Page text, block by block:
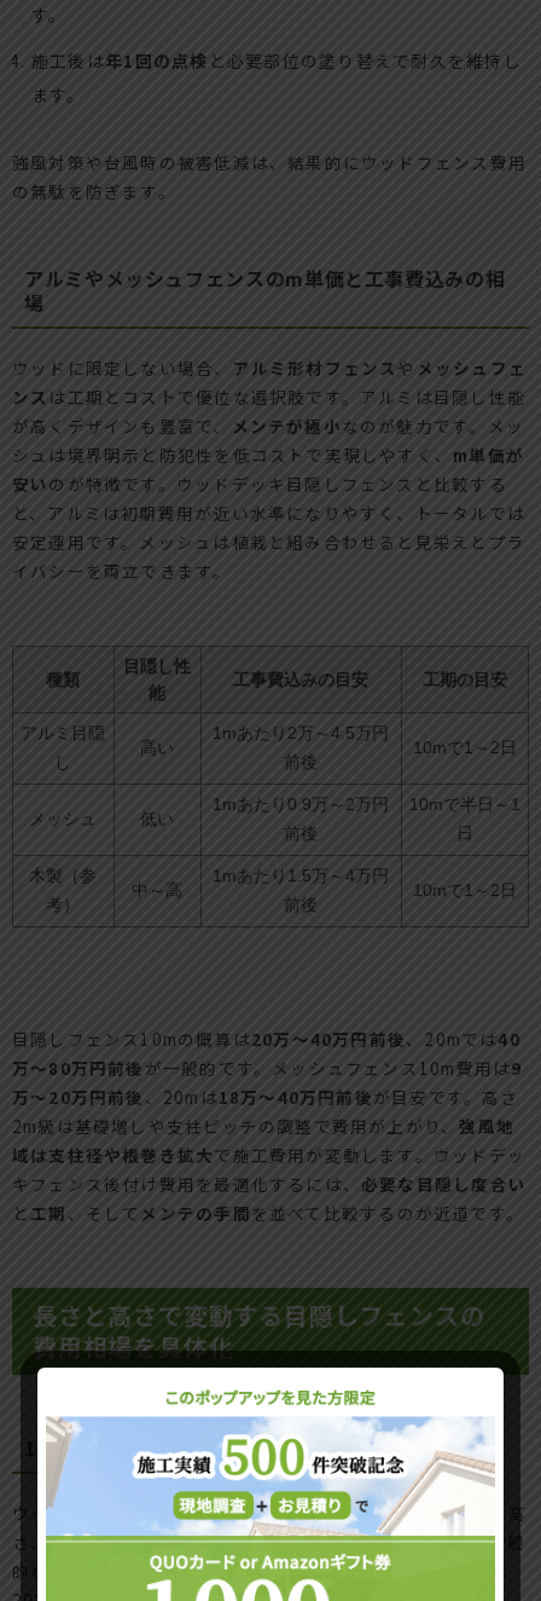
す。
施工後は年1回の点検 と必要部位の塗り替えで耐久を維持し
ます。
強風対策や台風時の被害低減は、結果的にウッドフェンス費用
の無駄を防ぎます。
アルミやメッシュフェンスのm単価と工事費込みの相
場
ウッドに限定しない場合、 アルミ形材フェンス や メッシュフェ
ンス は工期とコストで優位な選択肢です。アルミは目隠し性能
が高くデザインも豊富で、
メンテが極小 なのが魅力です。メッ
シュは境界明示と防犯性を低コストで実現しやすく、 m単価が
安い のが特徴です。ウッドデッキ目隠しフェンスと比較する
と、アルミは初期費用が近い水準になりやすく、トータルでは
安定運用です。メッシュは植栽と組み合わせると見栄えとプラ
イバシーを両立できます。
種類
目隠し性
能
工事費込みの目安 工期の目安
アルミ目隠
し
高い
1mあたり2万～4.5万円
前後
10mで1～2日
メッシュ 低い
1mあたり0.9万～2万円
前後
10mで半日～1
日
木製（参
考）
中～高
1mあたり1.5万～4万円
前後
10mで1～2日
目隠しフェンス10mの概算は20万～40万円前後、20mでは40
万～80万円前後 が一般的です。メッシュフェンス10m費用は9
万～20万円前後 、20mは18万～40万円前後 が目安です。高さ
2m級は基礎増しや支柱ピッチの調整で費用が上がり、強風地
域は支柱径や根巻き拡大で施工費用が変動します。ウッドデッ
キフェンス後付け費用を最適化するには、必要な目隠し度合い
と 工期 、そして メンテの手間を並べて比較するのが近道です。
長さと高さで変動する目隠しフェンスの
費用相場を具体化
10mと20mの費用目安と施工期間の目安
ウッドデッキに目隠しフェンスを後付けする費用は、長さと高
さ、直線かコーナー有無、搬入経路で大きく変わります。一般
的なアルミや樹脂の目隠しなら、10mで工事費込みの目安は